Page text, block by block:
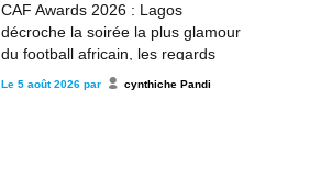
CAF Awards 2026 : Lagos
décroche la soirée la plus glamour
du football africain, les regards
déjà tournés vers les futurs rois du
Le 5 août 2026 par cynthiche Pandi